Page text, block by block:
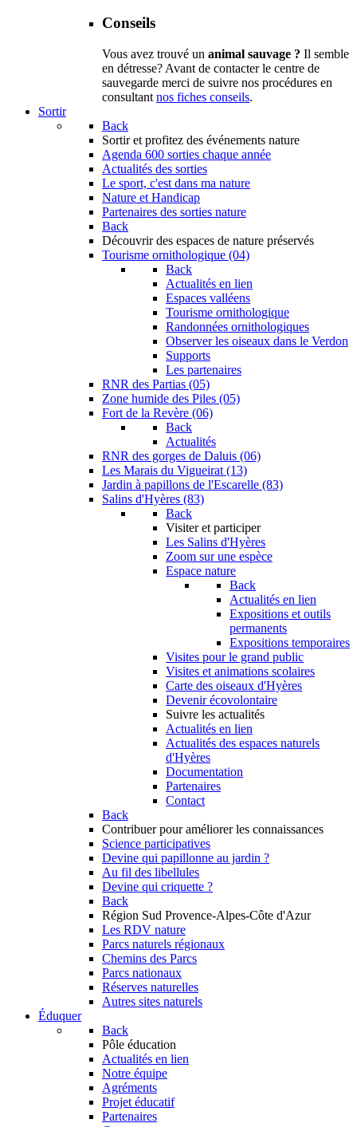
Conseils
Vous avez trouvé un animal sauvage ? Il semble
en détresse? Avant de contacter le centre de
sauvegarde merci de suivre nos procédures en
consultant nos fiches conseils.
Sortir
Back
Sortir et profitez des événements nature
Agenda 600 sorties chaque année
Actualités des sorties
Le sport, c'est dans ma nature
Nature et Handicap
Partenaires des sorties nature
Back
Découvrir des espaces de nature préservés
Tourisme ornithologique (04)
Back
Actualités en lien
Espaces valléens
Tourisme ornithologique
Randonnées ornithologiques
Observer les oiseaux dans le Verdon
Supports
Les partenaires
RNR des Partias (05)
Zone humide des Piles (05)
Fort de la Revère (06)
Back
Actualités
RNR des gorges de Daluis (06)
Les Marais du Vigueirat (13)
Jardin à papillons de l'Escarelle (83)
Salins d'Hyères (83)
Back
Visiter et participer
Les Salins d'Hyères
Zoom sur une espèce
Espace nature
Back
Actualités en lien
Expositions et outils
permanents
Expositions temporaires
Visites pour le grand public
Visites et animations scolaires
Carte des oiseaux d'Hyères
Devenir écovolontaire
Suivre les actualités
Actualités en lien
Actualités des espaces naturels
d'Hyères
Documentation
Partenaires
Contact
Back
Contribuer pour améliorer les connaissances
Science participatives
Devine qui papillonne au jardin ?
Au fil des libellules
Devine qui criquette ?
Back
Région Sud Provence-Alpes-Côte d'Azur
Les RDV nature
Parcs naturels régionaux
Chemins des Parcs
Parcs nationaux
Réserves naturelles
Autres sites naturels
Éduquer
Back
Pôle éducation
Actualités en lien
Notre équipe
Agréments
Projet éducatif
Partenaires